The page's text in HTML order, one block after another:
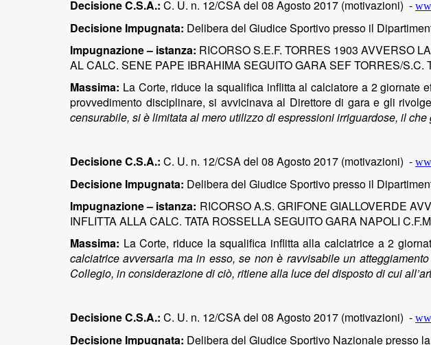
Decisione C.S.A.: C. U. n. 12/CSA del 08 Agosto 2017 (motivazioni) -
Decisione Impugnata: Delibera del Giudice Sportivo presso il
Impugnazione – istanza: RICORSO S.E.F. TORRES 1903 AVVERSO
AL CALC. SENE PAPE IBRAHIMA SEGUITO GARA SEF TORRES/
Massima: La Corte, riduce la squalifica inflitta al calciatore a 2 giornate
provvedimento disciplinare, si avvicinava al Direttore di gara e gli
censurabile, si è limitata al mero utilizzo di espressioni irriguardose, il
Decisione C.S.A.: C. U. n. 12/CSA del 08 Agosto 2017 (motivazioni) -
Decisione Impugnata: Delibera del Giudice Sportivo presso il
Impugnazione – istanza: RICORSO A.S. GRIFONE GIALLOVERDE
INFLITTA ALLA CALC. TATA ROSSELLA SEGUITO GARA NAPOLI
Massima: La Corte, riduce la squalifica inflitta alla calciatrice a 2
calciatrice avversaria ma in esso, se non è ravvisabile un
Collegio, in considerazione di ciò, ritiene alla luce del disposto di cui
Decisione C.S.A.: C. U. n. 12/CSA del 08 Agosto 2017 (motivazioni) -
Decisione Impugnata: Delibera del Giudice Sportivo Nazionale presso